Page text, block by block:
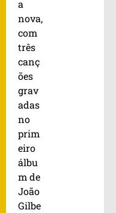
a
nova,
com
três
canç
ões
grav
adas
no
prim
eiro
álbu
m de
João
Gilbe